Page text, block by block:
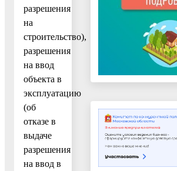
разрешения
на
строительство),
разрешения
на ввод
объекта в
эксплуатацию
(об
отказе в
выдаче
разрешения
на ввод в